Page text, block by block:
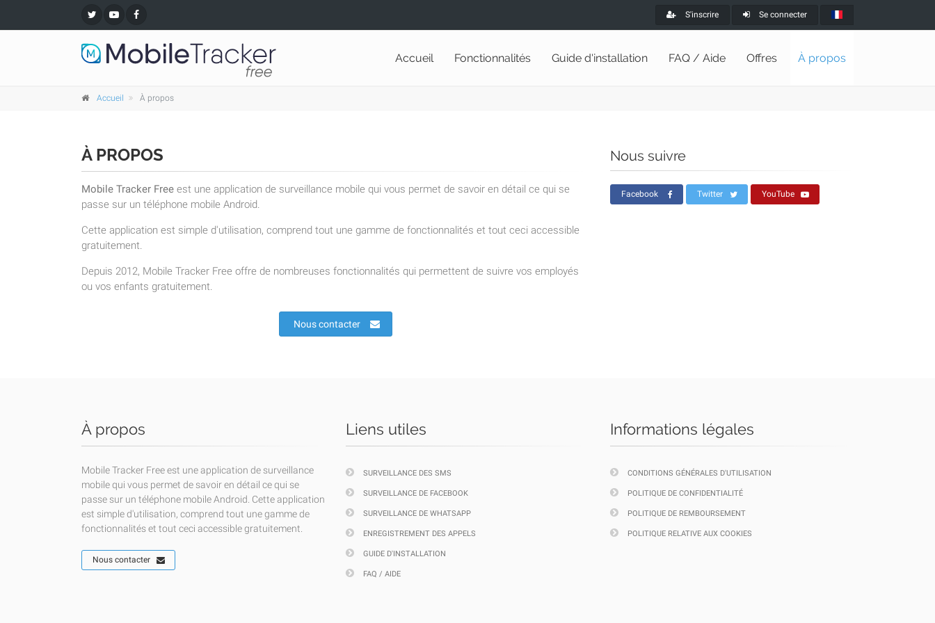
S'inscrire Se connecter
Accueil Fonctionnalités Guide d'installation FAQ / Aide Offres À propos
Accueil À propos
À PROPOS
Mobile Tracker Free est une application de surveillance mobile qui vous permet de savoir en détail ce qui se
passe sur un téléphone mobile Android.
Cette application est simple d'utilisation, comprend tout une gamme de fonctionnalités et tout ceci accessible
gratuitement.
Depuis 2012, Mobile Tracker Free offre de nombreuses fonctionnalités qui permettent de suivre vos employés
ou vos enfants gratuitement.
Nous contacter
Nous suivre
Facebook Twitter YouTube
À propos
Mobile Tracker Free est une application de surveillance
mobile qui vous permet de savoir en détail ce qui se
passe sur un téléphone mobile Android. Cette application
est simple d'utilisation, comprend tout une gamme de
fonctionnalités et tout ceci accessible gratuitement.
Nous contacter
Liens utiles
SURVEILLANCE DES SMS
SURVEILLANCE DE FACEBOOK
SURVEILLANCE DE WHATSAPP
ENREGISTREMENT DES APPELS
GUIDE D'INSTALLATION
FAQ / AIDE
Informations légales
CONDITIONS GÉNÉRALES D'UTILISATION
POLITIQUE DE CONFIDENTIALITÉ
POLITIQUE DE REMBOURSEMENT
POLITIQUE RELATIVE AUX COOKIES